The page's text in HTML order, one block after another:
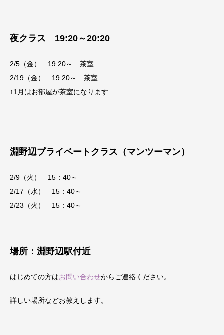
夜クラス 19:20～20:20
2/5（金） 19:20～ 茶室
2/19（金） 19:20～ 茶室
↑1月はお部屋が茶室になります
淵野辺プライベートクラス（マンツーマン）
2/9（火） 15：40～
2/17（水） 15：40～
2/23（火） 15：40～
場所：淵野辺駅付近
はじめての方はお問い合わせからご連絡ください。
詳しい場所などお教えします。